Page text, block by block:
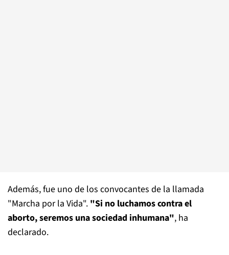
Además, fue uno de los convocantes de la llamada
"Marcha por la Vida". "Si no luchamos contra el
aborto, seremos una sociedad inhumana", ha
declarado.